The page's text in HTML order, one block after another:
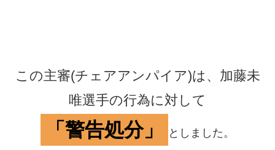
この主審(チェアアンパイア)は、加藤未
唯選手の行為に対して
「警告処分」 としました。